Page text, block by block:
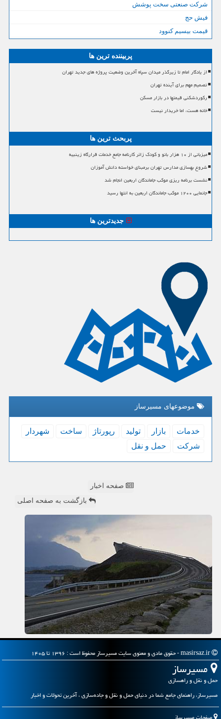
شرکت صنعتی سخت پوشش
فیش حج
قیمت بیسیم کنوود
پربیننده ترین ها
از یادگار امام تا زیرگذر میدان سپاه آخرین وضعیت پروژه های جدید تهران
تصمیم مهم برای آینده تهران
رکوردشکنی قیمتها در بازار مسکن
خانه هست، اما خریدار نیست
پربحث ترین ها
میزبانی از ۱۰ هزار بانو و کودک زائر کارنامه جامع خدمات قرارگاه زینبیه
شروع بهسازی مدارس تهران برمبنای خواسته دانش آموزان
نشست برنامه ریزی موکب جاماندگان اربعین انجام شد
جانمایی ۱۲۰۰ موکب جاماندگان اربعین به انتها رسید
جدیدترین ها
موضوعهای مسیرساز
خدمات بازار تولید رپورتاژ ساخت
شهردار
شركت
حمل و نقل
صفحه اخبار
بازگشت به صفحه اصلی
مسیرساز
حمل و نقل و راهسازی
مسیرساز، راهنمای جامع شما در دنیای حمل و نقل و جاده‌سازی ، آخرین تحولات و اخبار